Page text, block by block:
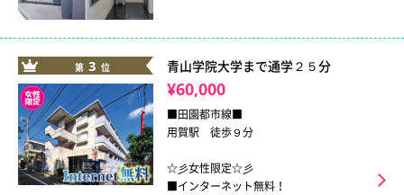
第 3 位 青山学院大学まで通学２５分
¥60,000
■田園都市線■
用賀駅 徒歩９分
☆彡女性限定☆彡
■インターネット無料！